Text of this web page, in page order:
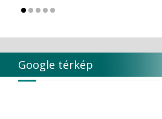
Google térkép